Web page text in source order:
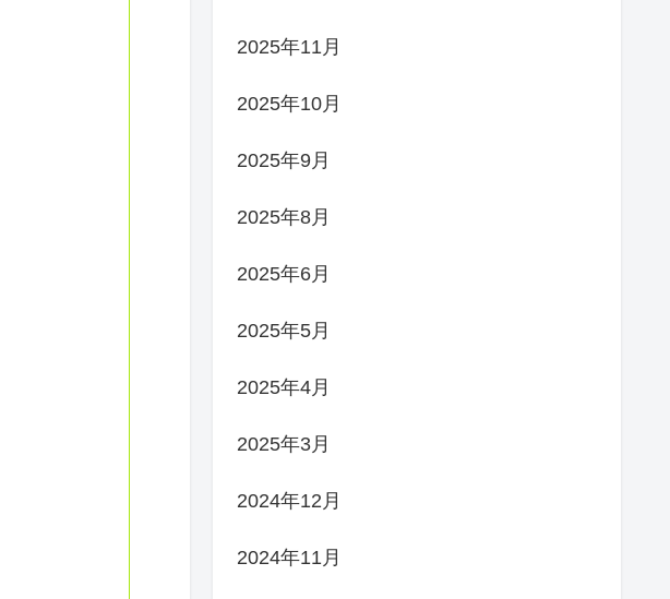
2025年11月
2025年10月
2025年9月
2025年8月
2025年6月
2025年5月
2025年4月
2025年3月
2024年12月
2024年11月